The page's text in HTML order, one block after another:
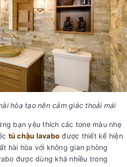
hòa tạo nên cảm giác thoải mái
bạn yêu thích các tone màu nhẹ
tủ chậu lavabo được thiết kế hiện
hài hòa với không gian phòng
được dùng khá nhiều trong